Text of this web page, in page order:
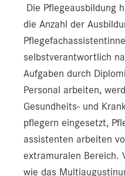
Die Pflegeausbildung
die Anzahl der
selbstverantwortlich
Aufgaben durch
Personal arbeiten,
Gesundheits- und
pflegern eingesetzt,
assistenten arbeiten
extramuralen Bereich.
wie das